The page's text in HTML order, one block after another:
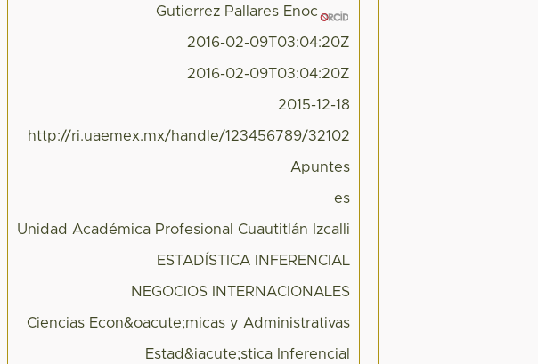
Gutierrez Pallares Enoc
2016-02-09T03:04:20Z
2016-02-09T03:04:20Z
2015-12-18
http://ri.uaemex.mx/handle/123456789/32102
Apuntes
es
Unidad Académica Profesional Cuautitlán Izcalli
ESTADÍSTICA INFERENCIAL
NEGOCIOS INTERNACIONALES
Ciencias Econ&oacute;micas y Administrativas
Estad&iacute;stica Inferencial